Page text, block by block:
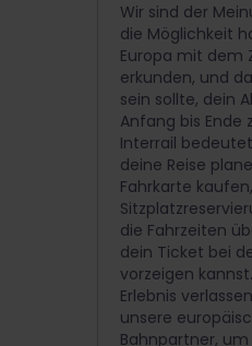
Wir sind der
die Möglichkeit
Europa mit dem
erkunden, und
sein sollte, dein
Anfang bis Ende
Interrail
deine Reise
Fahrkarte kaufen,
die Fahrzeiten
dein Ticket bei
vorzeigen
Erlebnis
unsere
Bahnpartner, um